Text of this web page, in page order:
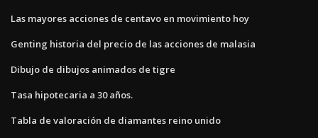
Las mayores acciones de centavo en movimiento hoy
Genting historia del precio de las acciones de malasia
Dibujo de dibujos animados de tigre
Tasa hipotecaria a 30 años.
Tabla de valoración de diamantes reino unido